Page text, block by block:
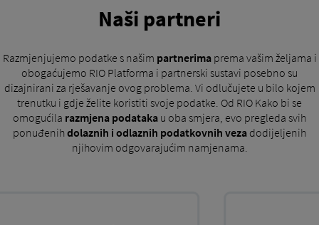
Naši partneri
Razmjenjujemo podatke s našim partnerimaprema vašim željama i
obogaćujemo RIO Platforma i partnerski sustavi posebno su
dizajnirani za rješavanje ovog problema. Vi odlučujete u bilo kojem
trenutku i gdje želite koristiti svoje podatke. Od RIO Kako bi se
omogućila razmjena podataka u oba smjera, evo pregleda svih
ponuđenih dolaznih i odlaznih podatkovnih veza dodijeljenih
njihovim odgovarajućim namjenama.